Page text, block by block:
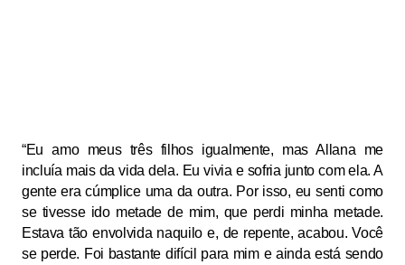
“Eu amo meus três filhos igualmente, mas Allana me
incluía mais da vida dela. Eu vivia e sofria junto com ela. A
gente era cúmplice uma da outra. Por isso, eu senti como
se tivesse ido metade de mim, que perdi minha metade.
Estava tão envolvida naquilo e, de repente, acabou. Você
se perde. Foi bastante difícil para mim e ainda está sendo